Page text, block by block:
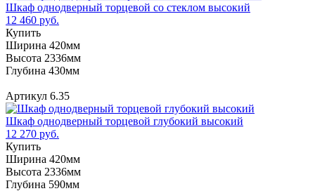
Шкаф однодверный торцевой со стеклом высокий
12 460 руб.
Купить
Ширина 420мм
Высота 2336мм
Глубина 430мм
Артикул 6.35
Шкаф однодверный торцевой глубокий высокий
12 270 руб.
Купить
Ширина 420мм
Высота 2336мм
Глубина 590мм